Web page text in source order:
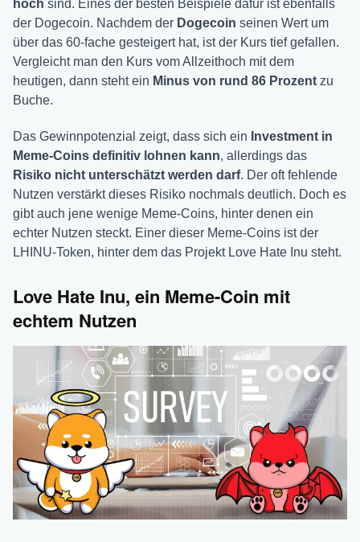
hoch sind. Eines der besten Beispiele dafür ist ebenfalls
der Dogecoin. Nachdem der Dogecoin seinen Wert um
über das 60-fache gesteigert hat, ist der Kurs tief gefallen.
Vergleicht man den Kurs vom Allzeithoch mit dem
heutigen, dann steht ein Minus von rund 86 Prozent zu
Buche.
Das Gewinnpotenzial zeigt, dass sich ein Investment in
Meme-Coins definitiv lohnen kann, allerdings das
Risiko nicht unterschätzt werden darf. Der oft fehlende
Nutzen verstärkt dieses Risiko nochmals deutlich. Doch es
gibt auch jene wenige Meme-Coins, hinter denen ein
echter Nutzen steckt. Einer dieser Meme-Coins ist der
LHINU-Token, hinter dem das Projekt Love Hate Inu steht.
Love Hate Inu, ein Meme-Coin mit
echtem Nutzen